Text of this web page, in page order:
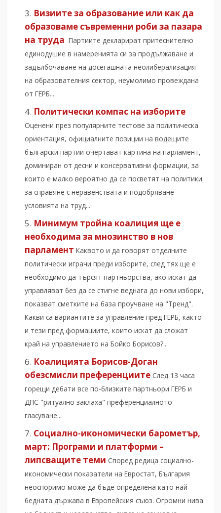
Визиите за образование или как да
образоваме съвременни роби за пазара
на труда Партиите декларират притеснително
единодушие в намеренията си за продължаване и
задълбочаване на досегашната неолиберализация
на образователния сектор, неумолимо провеждана
от ГЕРБ...
Политически компас на изборите
Оценени през популярните тестове за политическа
ориентация, официалните позиции на водещите
български партии очертават картина на парламент,
доминиран от десни и консервативни формации, за
които е малко вероятно да се посветят на политики
за справяне с неравенствата и подобряване
условията на труд...
Минимум тройна коалиция ще е
необходима за мнозинство в нов
парламент Каквото и да говорят отделните
политически играчи преди изборите, след тях ще е
необходимо да търсят партньорства, ако искат да
управляват без да се стигне веднага до нови избори,
показват сметките на база проучване на "Тренд".
Какви са вариантите за управление пред ГЕРБ, както
и тези пред формациите, които искат да сложат
край на управлението на Бойко Борисов?...
Коалицията Борисов-Доган
обезсмисли преференциите След 13 часа
горещи дебати все по-близките партньори ГЕРБ и
ДПС "ритуално заклаха" преференциалното
гласуване...
Социално-икономически барометър,
март: Програми и платформи –
липсващите теми Според редица социално-
икономически показатели на Евростат, България
неоспоримо може да бъде определена като най-
бедната държава в Европейския съюз. Огромни нива